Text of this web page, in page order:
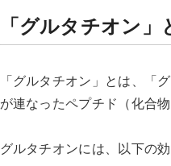
「グルタチオン」
「グルタチオン」とは、「
が連なったペプチド（化合物
グルタチオンには、以下の